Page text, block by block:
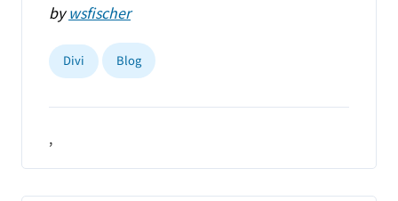
bywsfischer
Divi Blog
,